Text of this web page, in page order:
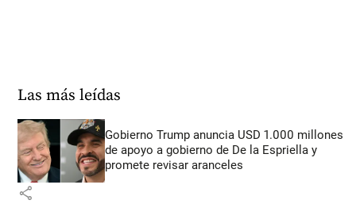
Las más leídas
Gobierno Trump anuncia USD 1.000 millones
de apoyo a gobierno de De la Espriella y
promete revisar aranceles
share